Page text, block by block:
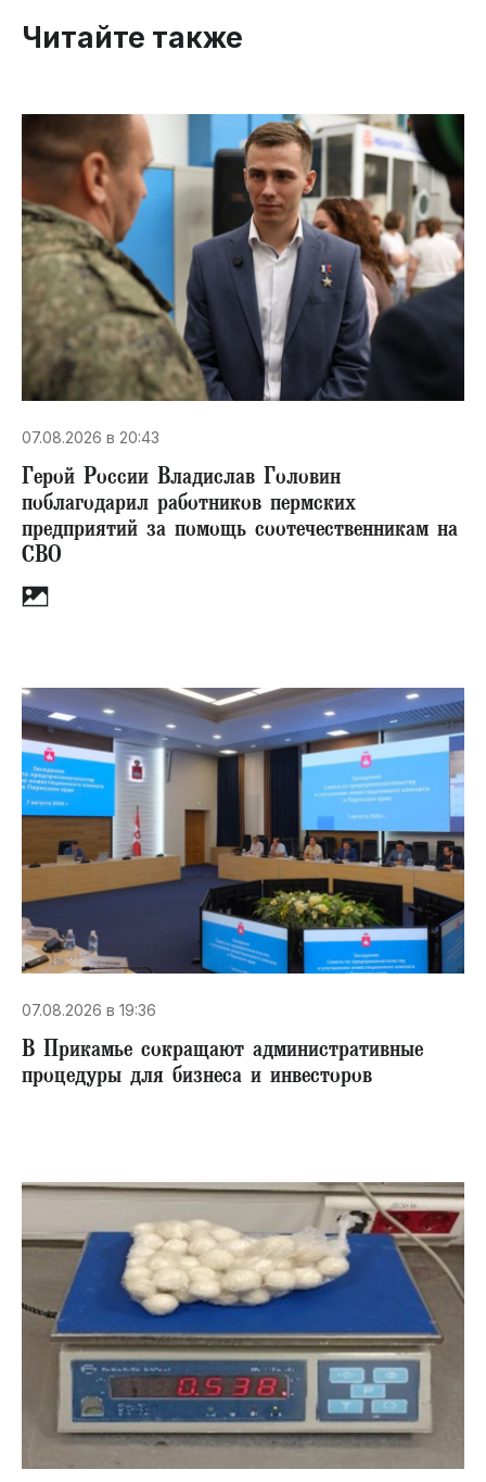
Читайте также
07.08.2026 в 20:43
Герой России Владислав Головин
поблагодарил работников пермских
предприятий за помощь соотечественникам на
СВО
07.08.2026 в 19:36
В Прикамье сокращают административные
процедуры для бизнеса и инвесторов